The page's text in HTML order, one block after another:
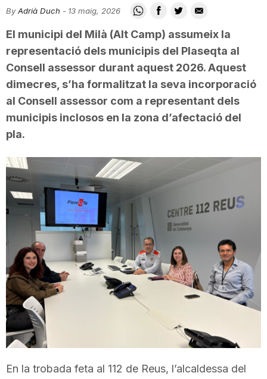
a
t
d
e
a
r
r
By Adrià Duch - 13 maig, 2026
El municipi del Milà (Alt Camp) assumeix la
representació dels municipis del Plaseqta al
Consell assessor durant aquest 2026. Aquest
dimecres, s’ha formalitzat la seva incorporació
al Consell assessor com a representant dels
municipis inclosos en la zona d’afectació del
pla.
En la trobada feta al 112 de Reus, l’alcaldessa del